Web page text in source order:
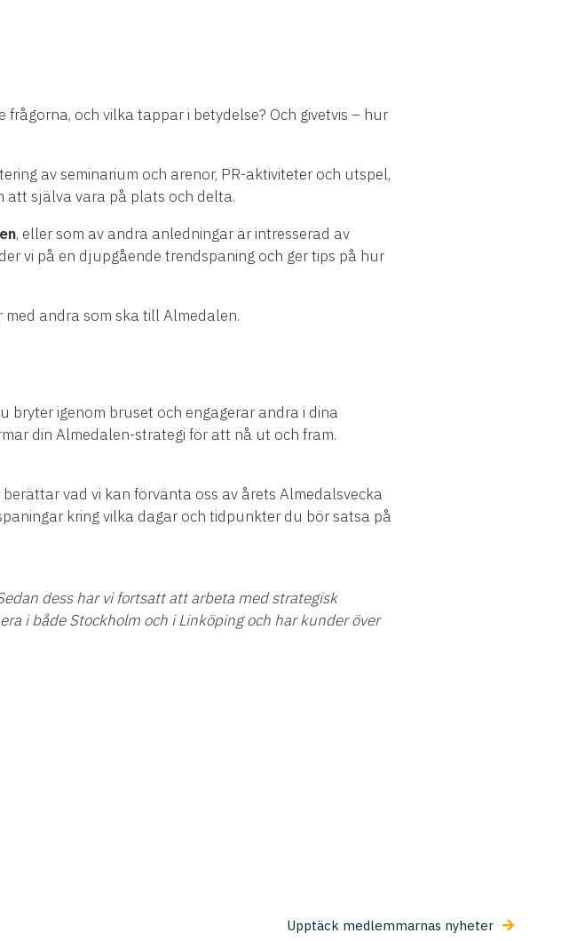
och vilka tappar i betydelse? Och givetvis – hur
av seminarium och arenor, PR-aktiviteter och utspel,
att själva vara på plats och delta.
, eller som av andra anledningar är intresserad av
vi på en djupgående trendspaning och ger tips på hur
andra som ska till Almedalen.
igenom bruset och engagerar andra i dina
din Almedalen-strategi för att nå ut och fram.
vad vi kan förvänta oss av årets Almedalsvecka
kring vilka dagar och tidpunkter du bör satsa på
dess har vi fortsatt att arbeta med strategisk
i både Stockholm och i Linköping och har kunder över
Upptäck medlemmarnas nyheter